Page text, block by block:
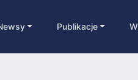
Publikacje